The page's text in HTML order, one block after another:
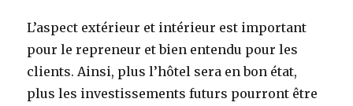
L’aspect extérieur et intérieur est important
pour le repreneur et bien entendu pour les
clients. Ainsi, plus l’hôtel sera en bon état,
plus les investissements futurs pourront être